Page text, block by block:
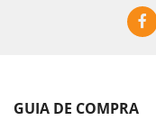
GUIA DE COMPRA